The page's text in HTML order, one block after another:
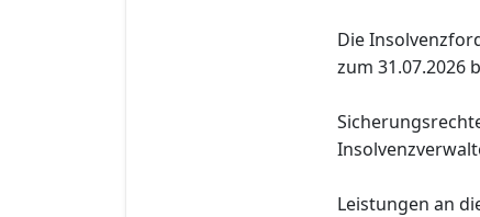
Die
zum 31.07.2026
Leistungen an